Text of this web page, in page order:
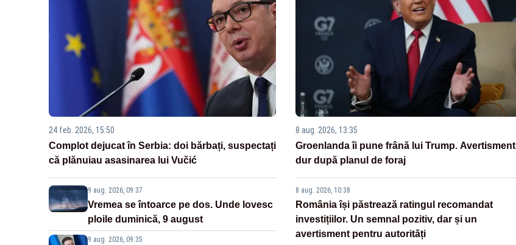
24 feb. 2026, 15:50
Complot dejucat în Serbia: doi bărbați, suspectați
că plănuiau asasinarea lui Vučić
9 aug. 2026, 09:37
Vremea se întoarce pe dos. Unde lovesc
ploile duminică, 9 august
9 aug. 2026, 09:35
8 aug. 2026, 13:35
Groenlanda îi pune frână lui Trump. Avertisment
dur după planul de foraj
8 aug. 2026, 10:38
România își păstrează ratingul recomandat
investițiilor. Un semnal pozitiv, dar și un
avertisment pentru autorități